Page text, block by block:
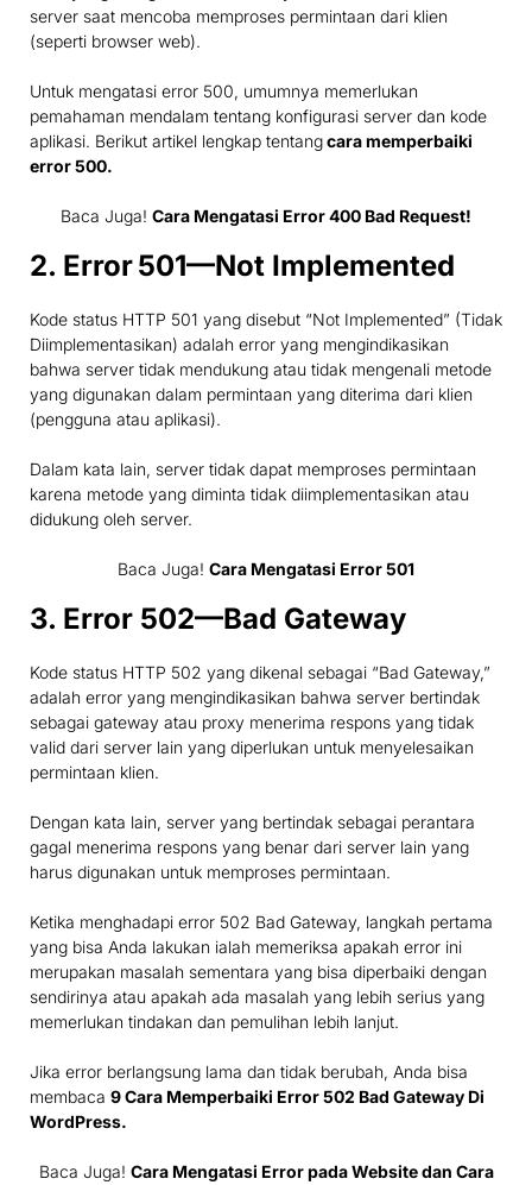
server saat mencoba memproses permintaan dari klien
(seperti browser web).
Untuk mengatasi error 500, umumnya memerlukan
pemahaman mendalam tentang konfigurasi server dan kode
aplikasi. Berikut artikel lengkap tentangcara memperbaiki
error 500.
Baca Juga! Cara Mengatasi Error 400 Bad Request!
2. Error501—Not Implemented
Kode status HTTP 501 yang disebut “Not Implemented” (Tidak
Diimplementasikan) adalah error yang mengindikasikan
bahwa server tidak mendukung atau tidak mengenali metode
yang digunakan dalam permintaan yang diterima dari klien
(pengguna atau aplikasi).
Dalam kata lain, server tidak dapat memproses permintaan
karena metode yang diminta tidak diimplementasikan atau
didukung oleh server.
Baca Juga! Cara Mengatasi Error 501
3. Error 502—Bad Gateway
Kode status HTTP 502 yang dikenal sebagai “Bad Gateway,”
adalah error yang mengindikasikan bahwa server bertindak
sebagai gateway atau proxy menerima respons yang tidak
valid dari server lain yang diperlukan untuk menyelesaikan
permintaan klien.
Dengan kata lain, server yang bertindak sebagai perantara
gagal menerima respons yang benar dari server lain yang
harus digunakan untuk memproses permintaan.
Ketika menghadapi error 502 Bad Gateway, langkah pertama
yang bisa Anda lakukan ialah memeriksa apakah error ini
merupakan masalah sementara yang bisa diperbaiki dengan
sendirinya atau apakah ada masalah yang lebih serius yang
memerlukan tindakan dan pemulihan lebih lanjut.
Jika error berlangsung lama dan tidak berubah, Anda bisa
membaca 9 Cara Memperbaiki Error 502 Bad Gateway Di
WordPress.
Baca Juga! Cara Mengatasi Error pada Website dan Cara